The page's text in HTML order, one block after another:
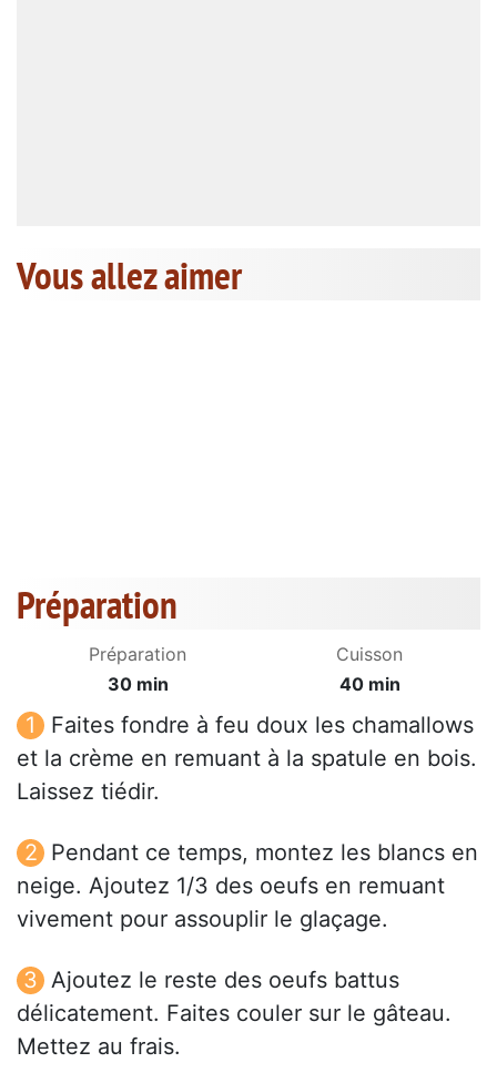
Vous allez aimer
Préparation
Préparation
30 min
Cuisson
40 min
Faites fondre à feu doux les chamallows
et la crème en remuant à la spatule en bois.
Laissez tiédir.
Pendant ce temps, montez les blancs en
neige. Ajoutez 1/3 des oeufs en remuant
vivement pour assouplir le glaçage.
Ajoutez le reste des oeufs battus
délicatement. Faites couler sur le gâteau.
Mettez au frais.